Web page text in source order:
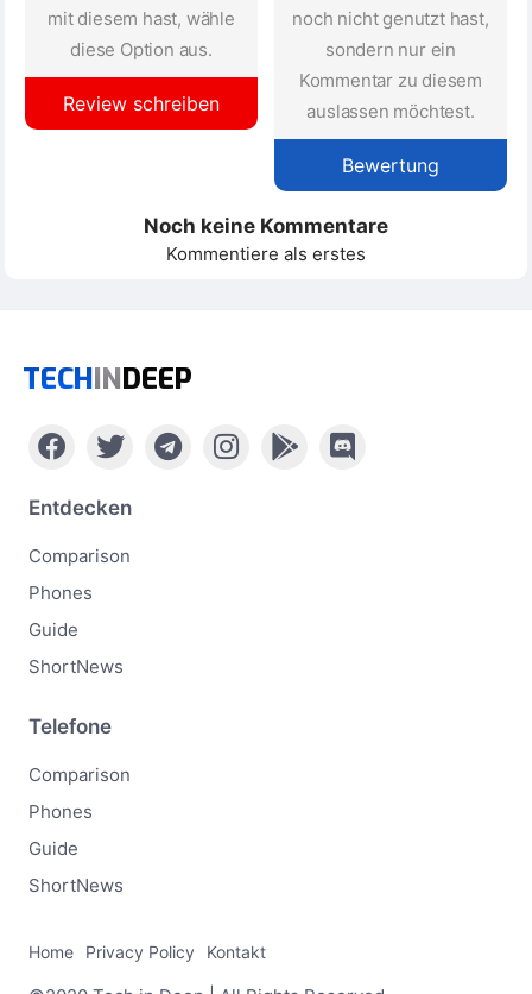
mit diesem hast, wähle
diese Option aus.
Review schreiben
noch nicht genutzt hast,
sondern nur ein
Kommentar zu diesem
auslassen möchtest.
Bewertung
Noch keine Kommentare
Kommentiere als erstes
TECHINDEEP
Entdecken
Comparison
Phones
Guide
ShortNews
Telefone
Comparison
Phones
Guide
ShortNews
Home Privacy Policy Kontakt